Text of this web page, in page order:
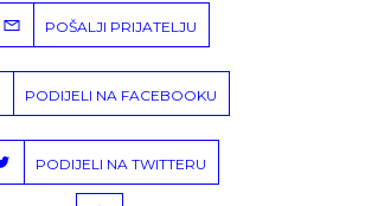
POŠALJI PRIJATELJU
PODIJELI NA FACEBOOKU
PODIJELI NA TWITTERU